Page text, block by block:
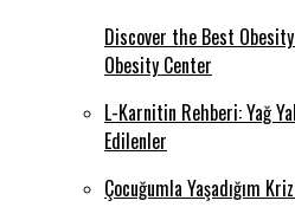
Discover the Best
Obesity Center
L-Karnitin Rehberi: Yağ
Edilenler
Çocuğumla Yaşadığım